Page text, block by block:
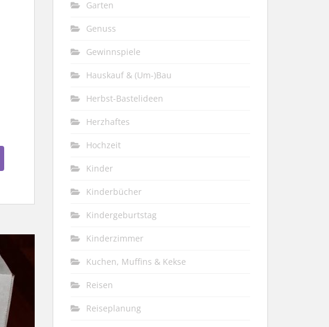
Garten
Genuss
Gewinnspiele
Hauskauf & (Um-)Bau
Herbst-Bastelideen
Herzhaftes
Hochzeit
Kinder
Kinderbücher
Kindergeburtstag
Kinderzimmer
Kuchen, Muffins & Kekse
Reisen
Reiseplanung